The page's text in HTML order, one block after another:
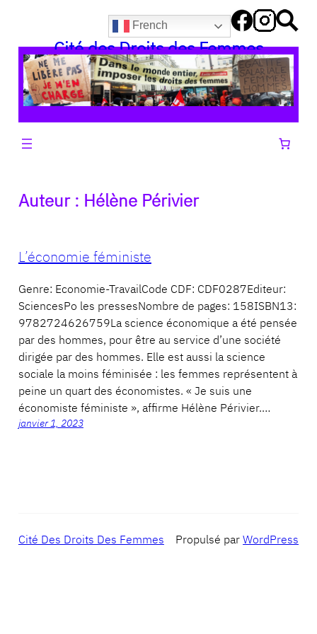
contenu
French
Cité des Droits des Femmes
Auteur : Hélène Périvier
L’économie féministe
Genre: Economie-TravailCode CDF: CDF0287Editeur:
SciencesPo les pressesNombre de pages: 158ISBN13:
9782724626759La science économique a été pensée
par des hommes, pour être au service d’une société
dirigée par des hommes. Elle est aussi la science
sociale la moins féminisée : les femmes représentent à
peine un quart des économistes. « Je suis une
économiste féministe », affirme Hélène Périvier.…
janvier 1, 2023
Cité Des Droits Des Femmes Propulsé parWordPress